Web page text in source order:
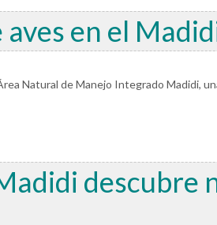
en el
Natural de Manejo Integrado Madidi,
descubre